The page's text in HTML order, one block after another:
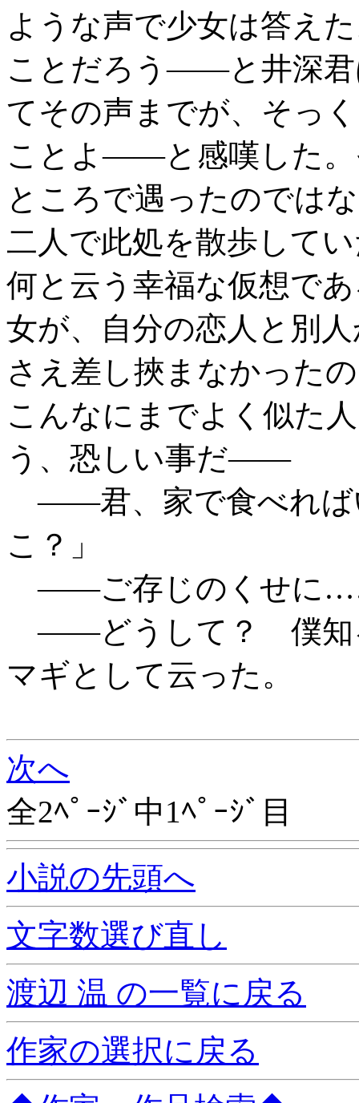
ような声で少女は答え
ことだろう――と井深君
てその声までが、そっ
ことよ――と感嘆した。
ところで遇ったのでは
二人で此処を散歩して
何と云う幸福な仮想で
女が、自分の恋人と別
さえ差し挾まなかった
こんなにまでよく似た
う、恐しい事だ――
――君、家で食べれば
こ？」
――ご存じのくせに
――どうして？ 僕知
マギとして云った。
次へ
全2ﾍﾟｰｼﾞ中1ﾍﾟｰｼﾞ目
小説の先頭へ
文字数選び直し
渡辺 温 の一覧に戻る
作家の選択に戻る